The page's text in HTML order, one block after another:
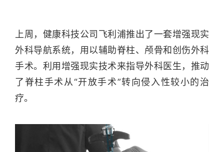
上周，健康科技公司飞利浦推出了一套增强现实
外科导航系统，用以辅助脊柱、颅骨和创伤外科
手术。利用增强现实技术来指导外科医生，推动
了脊柱手术从“开放手术”转向侵入性较小的治
疗。